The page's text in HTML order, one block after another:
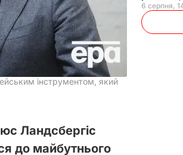
інструментом, який
Ландсбергіс
до майбутнього
6 серпня,